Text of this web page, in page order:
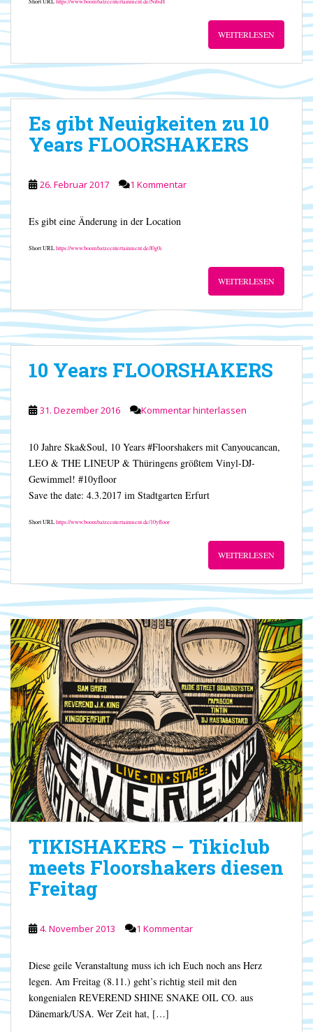
WEITERLESEN
Es gibt Neuigkeiten zu 10
Years FLOORSHAKERS
26. Februar 2017 1 Kommentar
Es gibt eine Änderung in der Location
Short URLhttps://www.boombatzeentertainment.de/l0g0i
WEITERLESEN
10 Years FLOORSHAKERS
31. Dezember 2016 Kommentar hinterlassen
10 Jahre Ska&Soul, 10 Years #Floorshakers mit Canyoucancan,
LEO & THE LINEUP & Thüringens größtem Vinyl-DJ-
Gewimmel! #10yfloor
Save the date: 4.3.2017 im Stadtgarten Erfurt
Short URLhttps://www.boombatzeentertainment.de/10yfloor
WEITERLESEN
TIKISHAKERS – Tikiclub
meets Floorshakers diesen
Freitag
4. November 2013 1 Kommentar
Diese geile Veranstaltung muss ich ich Euch noch ans Herz
legen. Am Freitag (8.11.) geht’s richtig steil mit den
kongenialen REVEREND SHINE SNAKE OIL CO. aus
Dänemark/USA. Wer Zeit hat, […]